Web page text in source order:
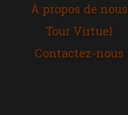
À propos de nous
Tour Virtuel
Contactez-nous